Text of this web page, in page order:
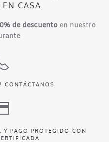
CASA
de descuentoen nuestro
CONTÁCTANOS
PAGO PROTEGIDO CON